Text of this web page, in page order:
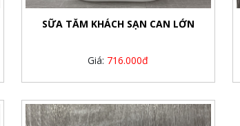
SỮA TẮM KHÁCH SẠN CAN LỚN
Giá: 716.000đ